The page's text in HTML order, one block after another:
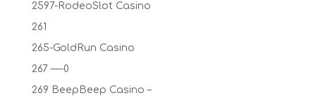
2597-RodeoSlot Casino
261
265-GoldRun Casino
267 —-0
269 BeepBeep Casino –